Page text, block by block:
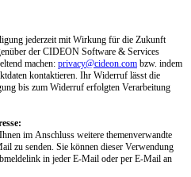
jederzeit mit Wirkung für die Zukunft
der CIDEON Software & Services
machen: privacy@cideon.com bzw. indem
kontaktieren. Ihr Widerruf lässt die
bis zum Widerruf erfolgten Verarbeitung
im Anschluss weitere themenverwandte
zu senden. Sie können dieser Verwendung
in jeder E-Mail oder per E-Mail an